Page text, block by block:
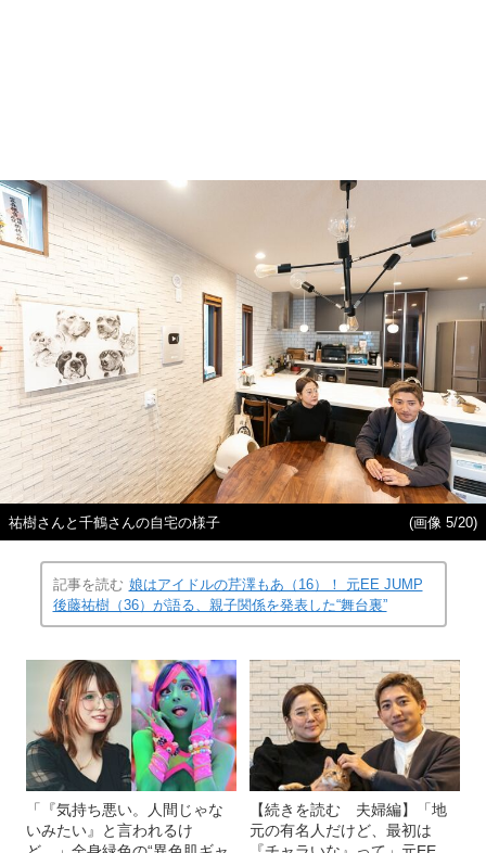
祐樹さんと千鶴さんの自宅の様子 (画像 5/20)
記事を読む 娘はアイドルの芹澤もあ（16）！ 元EE JUMP
後藤祐樹（36）が語る、親子関係を発表した“舞台裏”
「『気持ち悪い。人間じゃな
いみたい』と言われるけ
【続きを読む 夫婦編】「地
元の有名人だけど、最初は